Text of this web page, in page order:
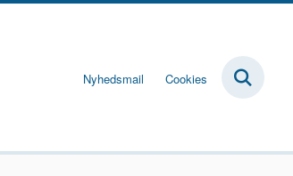
Nyhedsmail Cookies